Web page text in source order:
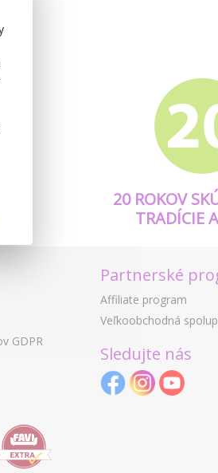
20 ROKOV
TRADÍCIE
GDPR
Partnerské
Affiliate program
Veľkoobchodná
Sledujte nás